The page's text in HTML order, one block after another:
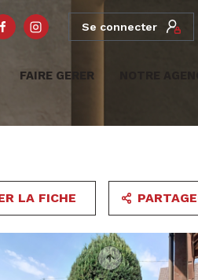
Se connecter
FAIRE GERER
LA FICHE